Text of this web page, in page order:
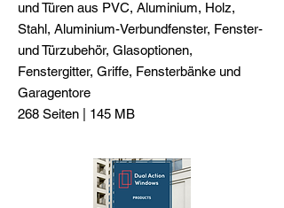
und Türen aus PVC, Aluminium, Holz,
Stahl, Aluminium-Verbundfenster, Fenster-
und Türzubehör, Glasoptionen,
Fenstergitter, Griffe, Fensterbänke und
Garagentore
268 Seiten | 145 MB